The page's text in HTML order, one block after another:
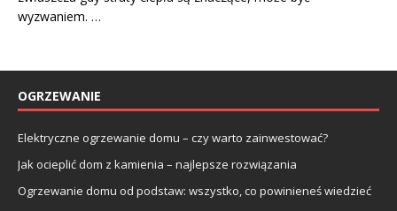
wyzwaniem. …
OGRZEWANIE
Elektryczne ogrzewanie domu – czy warto zainwestować?
Jak ocieplić dom z kamienia – najlepsze rozwiązania
Ogrzewanie domu od podstaw: wszystko, co powinieneś wiedzieć